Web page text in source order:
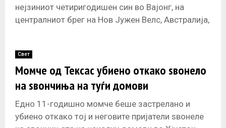
нејзиниот четиригодишен син во Вајонг, на
централниот брег на Нов Јужен Велс, Австралија,
Свет
Момче од Тексас убиено откако ѕвонело
на ѕвончиња на туѓи домови
Едно 11-годишно момче беше застрелано и
убиено откако тој и неговите пријатели ѕвонеле